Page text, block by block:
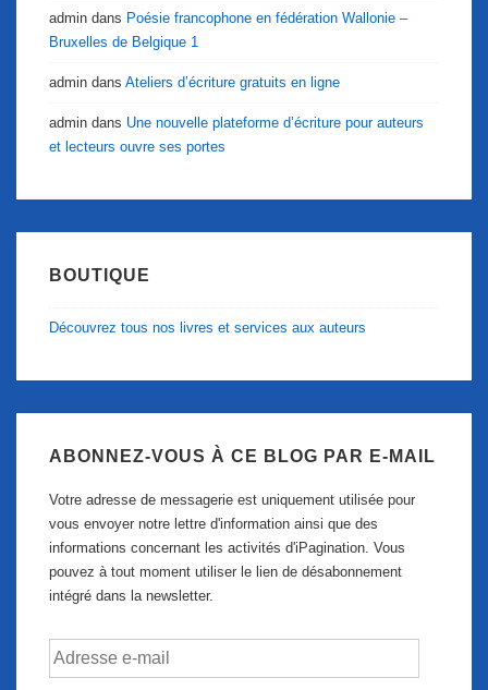
admin dans Poésie francophone en fédération Wallonie –
Bruxelles de Belgique 1
admin dans Ateliers d’écriture gratuits en ligne
admin dans Une nouvelle plateforme d’écriture pour auteurs
et lecteurs ouvre ses portes
BOUTIQUE
Découvrez tous nos livres et services aux auteurs
ABONNEZ-VOUS À CE BLOG PAR E-MAIL
Votre adresse de messagerie est uniquement utilisée pour
vous envoyer notre lettre d'information ainsi que des
informations concernant les activités d'iPagination. Vous
pouvez à tout moment utiliser le lien de désabonnement
intégré dans la newsletter.
Adresse